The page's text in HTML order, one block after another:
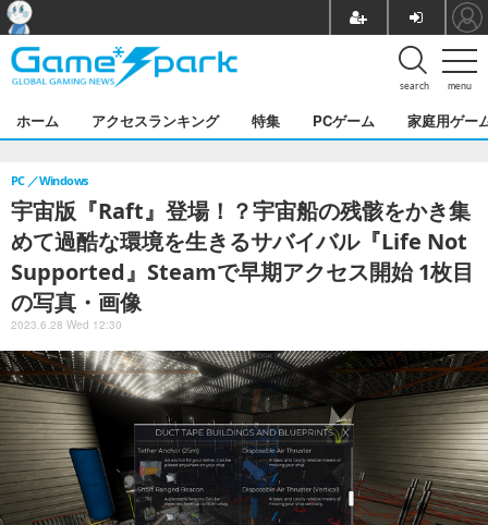
menu
search
ホーム アクセスランキング 特集 PCゲーム 家庭用ゲー
宇宙版『Raft』登場！？宇宙船の残骸をかき集
めて過酷な環境を生きるサバイバル『Life Not
Supported』Steamで早期アクセス開始 1枚目
の写真・画像
PC Windows
2023.6.28 Wed 12:30